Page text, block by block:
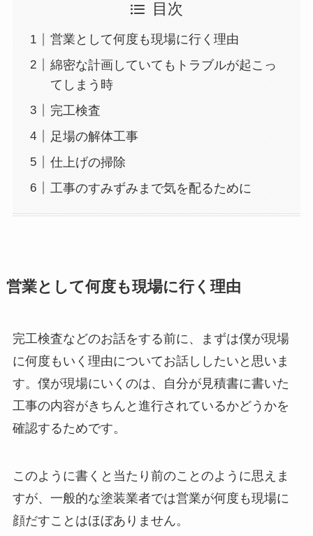
目次
営業として何度も現場に行く理由
綿密な計画していてもトラブルが起こっ
てしまう時
完工検査
足場の解体工事
仕上げの掃除
工事のすみずみまで気を配るために
営業として何度も現場に行く理由
完工検査などのお話をする前に、まずは僕が現場
に何度もいく理由についてお話ししたいと思いま
す。僕が現場にいくのは、自分が見積書に書いた
工事の内容がきちんと進行されているかどうかを
確認するためです。
このように書くと当たり前のことのように思えま
すが、一般的な塗装業者では営業が何度も現場に
顔だすことはほぼありません。